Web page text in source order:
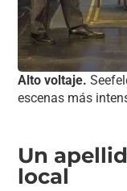
Alto voltaje.
escenas más
Un
local